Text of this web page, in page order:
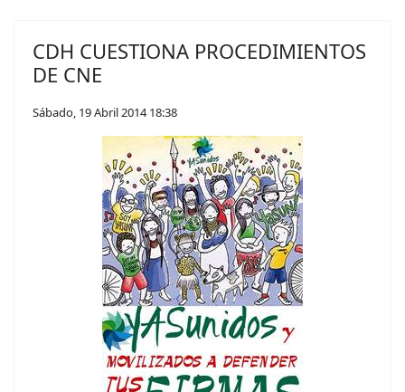
CDH CUESTIONA PROCEDIMIENTOS
DE CNE
Sábado, 19 Abril 2014 18:38